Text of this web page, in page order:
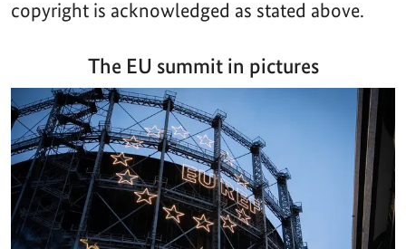
copyright is acknowledged as stated above.
The EU summit in pictures